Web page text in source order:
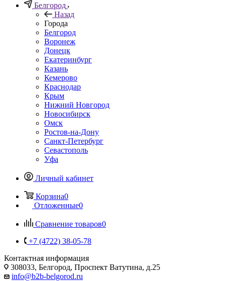
Белгород
Назад
Города
Белгород
Воронеж
Донецк
Екатеринбург
Казань
Кемерово
Краснодар
Крым
Нижний Новгород
Новосибирск
Омск
Ростов-на-Дону
Санкт-Петербург
Севастополь
Уфа
Личный кабинет
Корзина0
Отложенные0
Сравнение товаров0
+7 (4722) 38-05-78
Контактная информация
308033, Белгород, Проспект Ватутина, д.25
info@b2b-belgorod.ru